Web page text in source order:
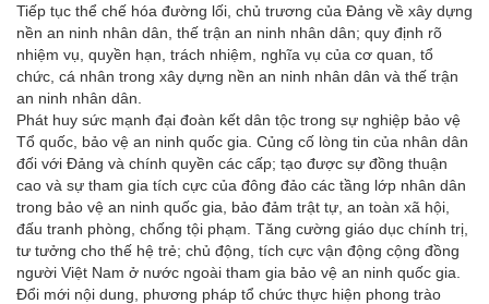
Tiếp tục thể chế hóa đường lối, chủ trương của Đảng về xây dựng
nền an ninh nhân dân, thế trận an ninh nhân dân; quy định rõ
nhiệm vụ, quyền hạn, trách nhiệm, nghĩa vụ của cơ quan, tổ
chức, cá nhân trong xây dựng nền an ninh nhân dân và thế trận
an ninh nhân dân.
Phát huy sức mạnh đại đoàn kết dân tộc trong sự nghiệp bảo vệ
Tổ quốc, bảo vệ an ninh quốc gia. Củng cố lòng tin của nhân dân
đối với Đảng và chính quyền các cấp; tạo được sự đồng thuận
cao và sự tham gia tích cực của đông đảo các tầng lớp nhân dân
trong bảo vệ an ninh quốc gia, bảo đảm trật tự, an toàn xã hội,
đấu tranh phòng, chống tội phạm. Tăng cường giáo dục chính trị,
tư tưởng cho thế hệ trẻ; chủ động, tích cực vận động cộng đồng
người Việt Nam ở nước ngoài tham gia bảo vệ an ninh quốc gia.
Đổi mới nội dung, phương pháp tổ chức thực hiện phong trào